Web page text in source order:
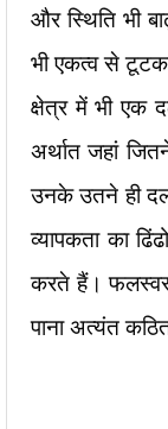
और स्थिति भी
भी एकत्व से
क्षेत्र में भी एक
अर्थात जहां
उनके उतने ही
व्यापकता का
करते हैं।
पाना अत्यंत